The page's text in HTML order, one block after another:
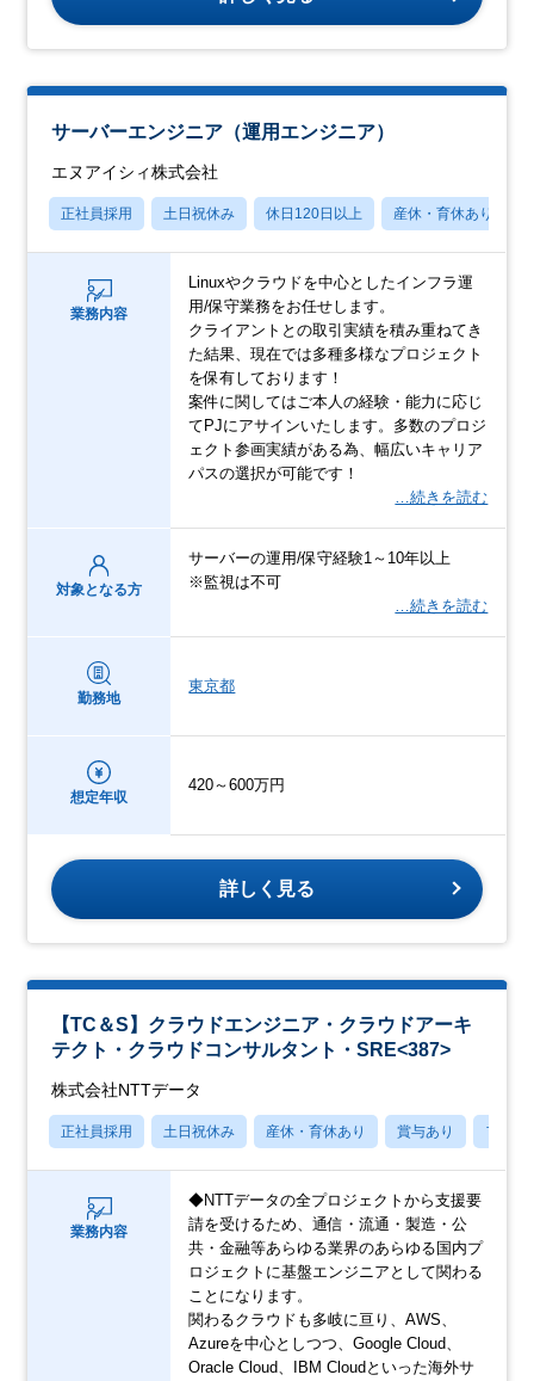
サーバーエンジニア（運用エンジニア）
エヌアイシィ株式会社
正社員採用 土日祝休み 休日120日以上 産休・育休あり
業務内容
Linuxやクラウドを中心としたインフラ運
用/保守業務をお任せします。
クライアントとの取引実績を積み重ねてき
た結果、現在では多種多様なプロジェクト
を保有しております！
案件に関してはご本人の経験・能力に応じ
てPJにアサインいたします。多数のプロジ
ェクト参画実績がある為、幅広いキャリア
パスの選択が可能です！
…続きを読む
対象となる方
サーバーの運用/保守経験1～10年以上
※監視は不可
…続きを読む
勤務地
東京都
想定年収
420～600万円
詳しく見る
【TC＆S】クラウドエンジニア・クラウドアーキ
テクト・クラウドコンサルタント・SRE<387>
株式会社NTTデータ
正社員採用 土日祝休み 産休・育休あり 賞与あり フレッ
業務内容
◆NTTデータの全プロジェクトから支援要
請を受けるため、通信・流通・製造・公
共・金融等あらゆる業界のあらゆる国内プ
ロジェクトに基盤エンジニアとして関わる
ことになります。
関わるクラウドも多岐に亘り、AWS、
Azureを中心としつつ、Google Cloud、
Oracle Cloud、IBM Cloudといった海外サ